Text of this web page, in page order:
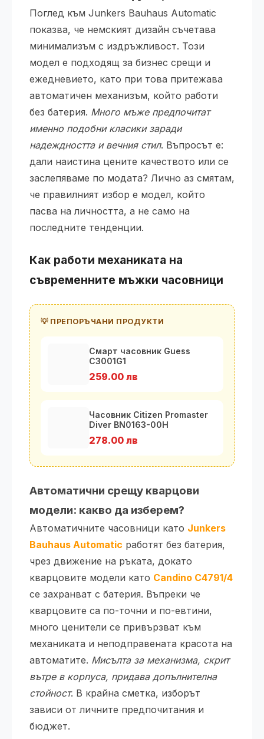
Поглед към Junkers Bauhaus Automatic
показва, че немският дизайн съчетава
минимализъм с издръжливост. Този
модел е подходящ за бизнес срещи и
ежедневието, като при това притежава
автоматичен механизъм, който работи
без батерия. Много мъже предпочитат
именно подобни класики заради
надеждността и вечния стил. Въпросът е:
дали наистина цените качеството или се
заслепяваме по модата? Лично аз смятам,
че правилният избор е модел, който
пасва на личността, а не само на
последните тенденции.
Как работи механиката на
съвременните мъжки часовници
💡 ПРЕПОРЪЧАНИ ПРОДУКТИ
Смарт часовник Guess
C3001G1
259.00 лв
Часовник Citizen Promaster
Diver BN0163-00H
278.00 лв
Автоматични срещу кварцови
модели: какво да изберем?
Автоматичните часовници като Junkers
Bauhaus Automatic работят без батерия,
чрез движение на ръката, докато
кварцовите модели като Candino C4791/4
се захранват с батерия. Въпреки че
кварцовите са по-точни и по-евтини,
много ценители се привързват към
механиката и неподправената красота на
автоматите. Мисълта за механизма, скрит
вътре в корпуса, придава допълнителна
стойност. В крайна сметка, изборът
зависи от личните предпочитания и
бюджет.